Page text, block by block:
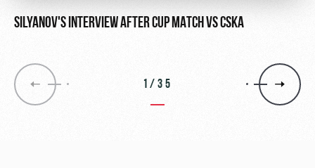
SILYANOV'S INTERVIEW AFTER CUP MATCH VS CSKA
1/35